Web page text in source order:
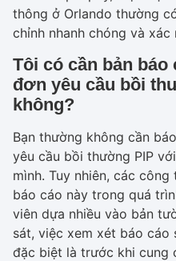
thông ở Orlando thường
chỉnh nhanh chóng và
Tôi có cần bản báo
đơn yêu cầu bồi
không?
Bạn thường không cần
yêu cầu bồi thường PIP
mình. Tuy nhiên, các
báo cáo này trong quá
viên dựa nhiều vào bản
sát, việc xem xét báo
đặc biệt là trước khi cung